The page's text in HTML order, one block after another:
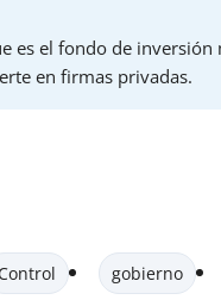
es el fondo de inversión
en firmas privadas.
gobierno